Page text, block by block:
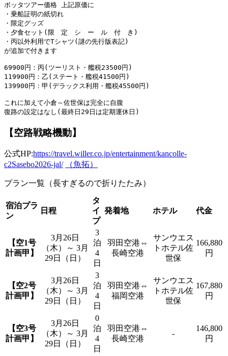
ボッタツアー価格 上記原価に
・乗船証明の紙切れ
・限定グッズ
・夕食セット(限　定　シ　ー　ル　付　き)
・丙以外利用でTシャツ(謎の先行版表記)
が追加で付きます
69900円：丙(ツーリスト・艦税23500円)
119900円：乙(ステート・艦税41500円)
139900円：甲(デラックス利用・艦税45500円)
これに加えて小倉～佐世保は完全に自腹
【空路戦略機動】
公式HP:https://travel.willer.co.jp/entertainment/kancolle-
c2Sasebo2026-jal/
（魚拓）
プラン一覧（長すぎるので折りたたみ）
宿泊プラ
ン
日程
タ
イ
プ
発着地 ホテル 代金
【空1号
計画甲】
3月26日
（木）～ 3月
29日（日）
3
泊
4
日
羽田空港⇔
長崎空港
サンウエス
トホテル佐
世保
166,880
円
【空2号
計画甲】
3月26日
（木）～ 3月
29日（日）
3
泊
4
日
羽田空港⇔
福岡空港
サンウエス
トホテル佐
世保
167,880
円
【空3号
計画甲】
3月26日
（木）～ 3月
29日（日）
0
泊
4
日
羽田空港⇔
長崎空港
-
146,800
円